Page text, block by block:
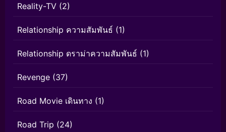
Reality-TV (2)
Relationship ความสัมพันธ์ (1)
Relationship ดราม่าความสัมพันธ์ (1)
Revenge (37)
Road Movie เดินทาง (1)
Road Trip (24)